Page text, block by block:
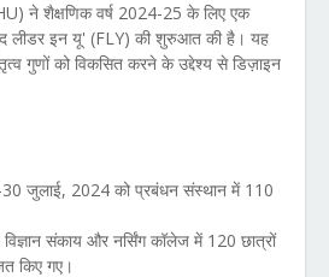
ने शैक्षणिक वर्ष 2024-25 के लिए एक
द लीडर इन यू' (FLY) की शुरुआत की है। यह
गुणों को विकसित करने के उद्देश्य से डिज़ाइन
जुलाई, 2024 को प्रबंधन संस्थान में 110
विज्ञान संकाय और नर्सिंग कॉलेज में 120 छात्रों
किए गए।